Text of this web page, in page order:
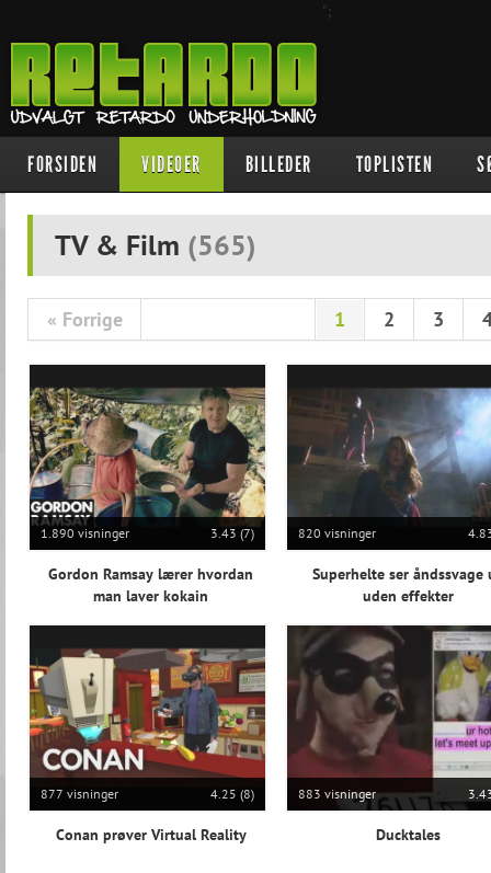
";
FORSIDEN VIDEOER BILLEDER TOPLISTEN
TV & Film (565)
« Forrige 1 2 3
1.890 visninger 3.43 (7)
Gordon Ramsay lærer hvordan
man laver kokain
820 visninger
Superhelte ser åndssvage
uden effekter
877 visninger 4.25 (8)
Conan prøver Virtual Reality
883 visninger
Ducktales